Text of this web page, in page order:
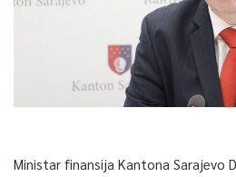
Ministar finansija Kantona Sarajevo